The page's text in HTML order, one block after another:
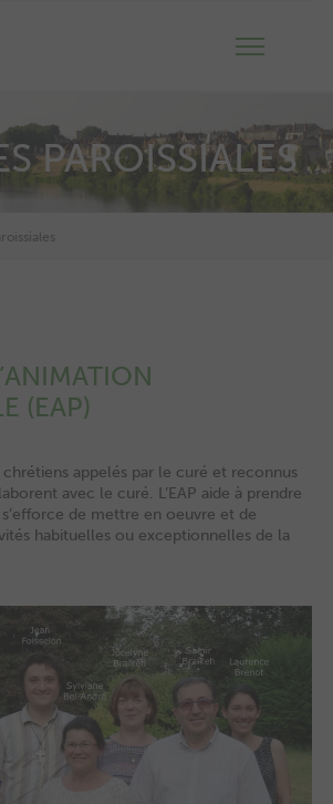
PAROISSIALES
(EAP)
chrétiens appelés par le curé et reconnus
avec le curé. L’EAP aide à prendre
de mettre en oeuvre et de
habituelles ou exceptionnelles de la